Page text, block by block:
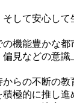
して安心し
機能豊かな
見などの意
らの不断の
極的に推し